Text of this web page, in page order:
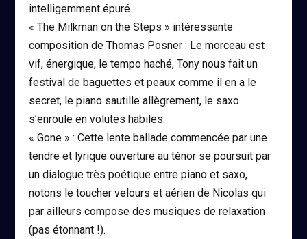
intelligemment épuré.
« The Milkman on the Steps » intéressante
composition de Thomas Posner : Le morceau est
vif, énergique, le tempo haché, Tony nous fait un
festival de baguettes et peaux comme il en a le
secret, le piano sautille allègrement, le saxo
s’enroule en volutes habiles.
« Gone » : Cette lente ballade commencée par une
tendre et lyrique ouverture au ténor se poursuit par
un dialogue très poétique entre piano et saxo,
notons le toucher velours et aérien de Nicolas qui
par ailleurs compose des musiques de relaxation
(pas étonnant !).